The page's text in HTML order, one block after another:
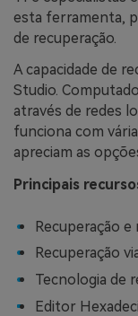
esta ferramenta,
de recuperação.
A capacidade de
Studio.
através de redes
funciona com
apreciam as
Principais
Recuperação
Recuperação
Tecnologia de
Editor